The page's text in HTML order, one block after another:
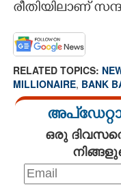
രീതിയിലാണ്
RELATED TOPICS:
MILLIONAIRE, BANK
ഒരു